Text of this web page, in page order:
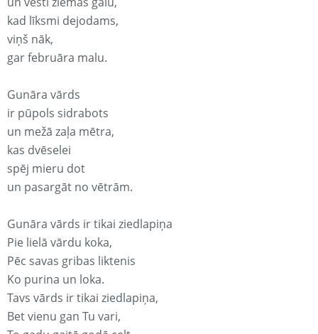
kad līksmi dejodams,
viņš nāk,
gar februāra malu.
Gunāra vārds
ir pūpols sidrabots
un mežā zaļa mētra,
kas dvēselei
spēj mieru dot
un pasargāt no vētrām.
Gunāra vārds ir tikai ziedlapiņa
Pie lielā vārdu koka,
Pēc savas gribas liktenis
Ko purina un loka.
Tavs vārds ir tikai ziedlapiņa,
Bet vienu gan Tu vari,